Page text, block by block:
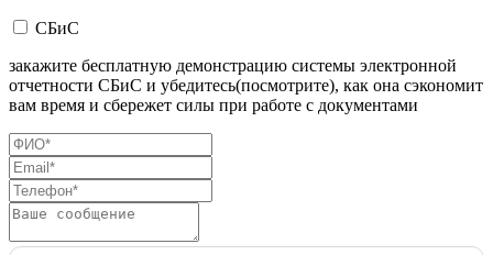
СБиС
закажите бесплатную демонстрацию системы электронной
отчетности СБиС и убедитесь(посмотрите), как она сэкономит
вам время и сбережет силы при работе с документами